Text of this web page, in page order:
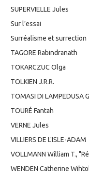
SUPERVIELLE Jules
Sur l’essai
Surréalisme et surrection
TAGORE Rabindranath
TOKARCZUC Olga
TOLKIEN J.R.R.
TOMASI DI LAMPEDUSA
TOURÉ Fantah
VERNE Jules
VILLIERS DE L'ISLE-ADAM
VOLLMANN William T.,
WENDEN Catherine